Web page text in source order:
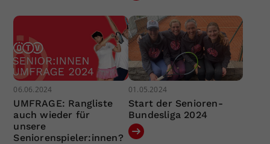
06.06.2024
UMFRAGE: Rangliste
auch wieder für
unsere
Seniorenspieler:innen?
01.05.2024
Start der Senioren-
Bundesliga 2024